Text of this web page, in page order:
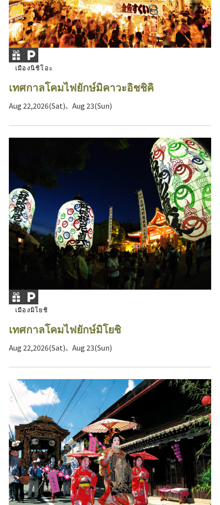
เมืองนิชิโอะ
เทศกาลโคมไฟยักษ์มิคาวะอิชชิคิ
Aug 22,2026(Sat)、Aug 23(Sun)
เมืองมิโยชิ
เทศกาลโคมไฟยักษ์มิโยชิ
Aug 22,2026(Sat)、Aug 23(Sun)